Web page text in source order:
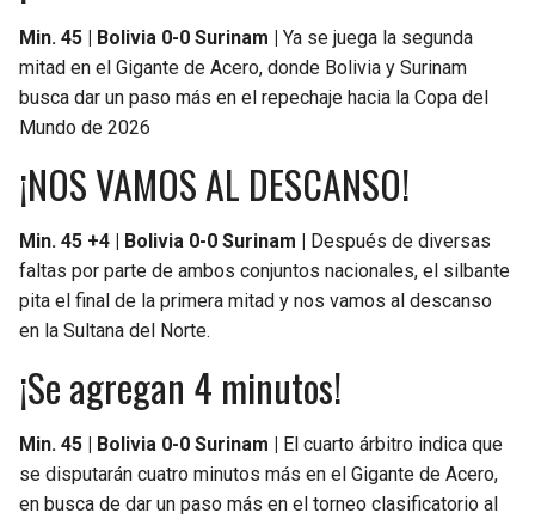
Min. 45 | Bolivia 0-0 Surinam |
Ya se juega la segunda
mitad en el Gigante de Acero, donde Bolivia y Surinam
busca dar un paso más en el repechaje hacia la Copa del
Mundo de 2026
¡NOS VAMOS AL DESCANSO!
Min. 45 +4 | Bolivia 0-0 Surinam |
Después de diversas
faltas por parte de ambos conjuntos nacionales, el silbante
pita el final de la primera mitad y nos vamos al descanso
en la Sultana del Norte.
¡Se agregan 4 minutos!
Min. 45 | Bolivia 0-0 Surinam |
El cuarto árbitro indica que
se disputarán cuatro minutos más en el Gigante de Acero,
en busca de dar un paso más en el torneo clasificatorio al